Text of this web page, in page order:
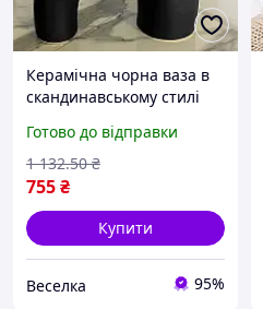
Керамічна чорна ваза в
скандинавському стилі
інтер'єру двонога FLAME
Готово до відправки
755₴
1 132.50 ₴
Купити
Веселка 95%